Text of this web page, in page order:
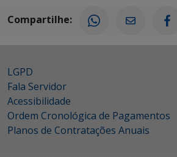
Compartilhe:
LGPD
Fala Servidor
Acessibilidade
Ordem Cronológica de Pagamentos
Planos de Contratações Anuais